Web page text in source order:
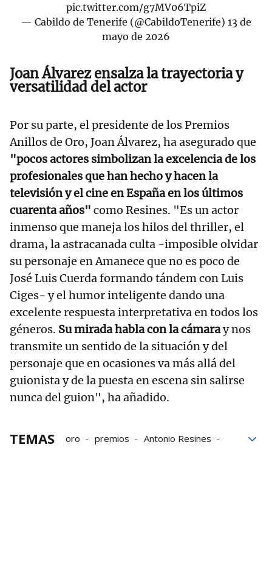
pic.twitter.com/g7MV06TpiZ
— Cabildo de Tenerife (@CabildoTenerife) 13 de
mayo de 2026
Joan Álvarez ensalza la trayectoria y
versatilidad del actor
Por su parte, el presidente de los Premios
Anillos de Oro, Joan Álvarez, ha asegurado que
"pocos actores simbolizan la excelencia de los
profesionales que han hecho y hacen la
televisión y el cine en España en los últimos
cuarenta años" como Resines. "Es un actor
inmenso que maneja los hilos del thriller, el
drama, la astracanada culta -imposible olvidar
su personaje en Amanece que no es poco de
José Luis Cuerda formando tándem con Luis
Ciges- y el humor inteligente dando una
excelente respuesta interpretativa en todos los
géneros. Su mirada habla con la cámaray nos
transmite un sentido de la situación y del
personaje que en ocasiones va más allá del
guionista y de la puesta en escena sin salirse
nunca del guion", ha añadido.
TEMAS oro premios
Antonio Resines